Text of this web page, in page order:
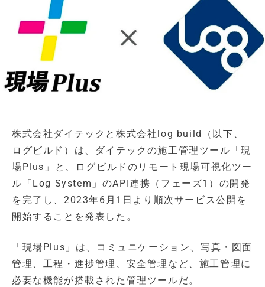
株式会社ダイテックと株式会社log build（以下、
ログビルド）は、ダイテックの施工管理ツール「現
場Plus」と、ログビルドのリモート現場可視化ツー
ル「Log System」のAPI連携（フェーズ1）の開発
を完了し、2023年6月1日より順次サービス公開を
開始することを発表した。
「現場Plus」は、コミュニケーション、写真・図面
管理、工程・進捗管理、安全管理など、施工管理に
必要な機能が搭載された管理ツールだ。